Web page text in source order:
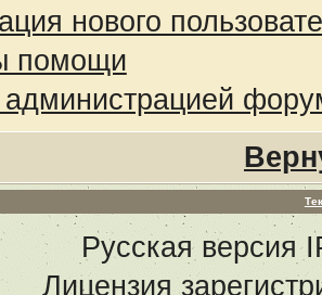
нового
помощи
администрацией
Русская версия
Лицензия